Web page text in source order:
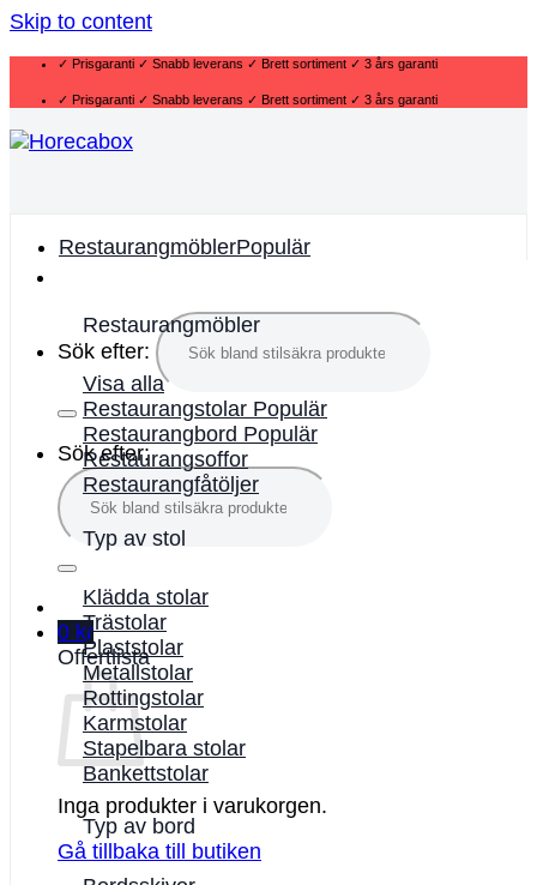
Skip to content
✓ Prisgaranti ✓ Snabb leverans ✓ Brett sortiment ✓ 3 års garanti
✓ Prisgaranti ✓ Snabb leverans ✓ Brett sortiment ✓ 3 års garanti
Sök efter:
Sök efter:
0 kr
Offertlista
Inga produkter i varukorgen.
Gå tillbaka till butiken
Restaurangmöbler
Restaurangmöbler
Visa alla
Restaurangstolar
Restaurangbord
Restaurangsoffor
Restaurangfåtöljer
Typ av stol
Klädda stolar
Trästolar
Plaststolar
Metallstolar
Rottingstolar
Karmstolar
Stapelbara stolar
Bankettstolar
Typ av bord